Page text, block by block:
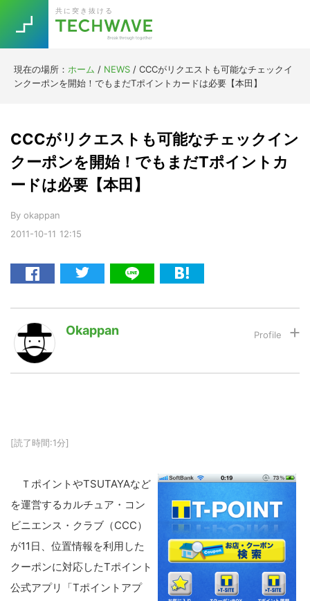
primary
navigation
main
content
primary
sidebar
footer
共に突き抜ける
現在の場所： ホーム / NEWS / CCCがリクエストも可能なチェックイ
ンクーポンを開始！でもまだTポイントカードは必要【本田】
2011-10-11 12:15
CCCがリクエストも可能なチェックイン
クーポンを開始！でもまだTポイントカ
ードは必要【本田】
By okappan
Okappan
[読了時間:1分]
ＴポイントやTSUTAYAなど
を運営するカルチュア・コン
ビニエンス・クラブ（CCC）
が11日、位置情報を利用した
クーポンに対応したTポイント
公式アプリ「Tポイントアプ
TOPICS
RE:LIFE
Re:Work
AI
暗号資産
VR/AR
[Startup]
[Voice Edition]
[YouTube]
LINE
特集
Block Data Bank
Trend 今話題の注目キーワード
Asana テレワーク
ニューノーマル
Daily Weekly